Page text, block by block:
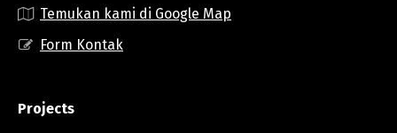
Temukan kami di Google Map
Form Kontak
Projects